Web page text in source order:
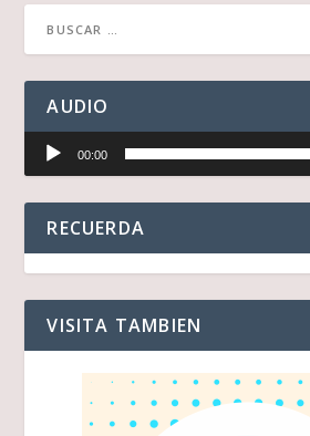
AUDIO
Reproductor
audio
00:00
RECUERDA
VISITA TAMBIEN